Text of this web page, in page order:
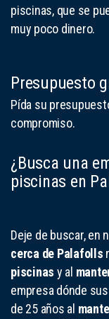
piscinas, que se
muy poco dinero.
Presupuesto
Pída su
compromiso.
¿Busca una
piscinas en
Deje de buscar, en
cerca de Palafolls
piscinas y al
empresa dónde
de 25 años al